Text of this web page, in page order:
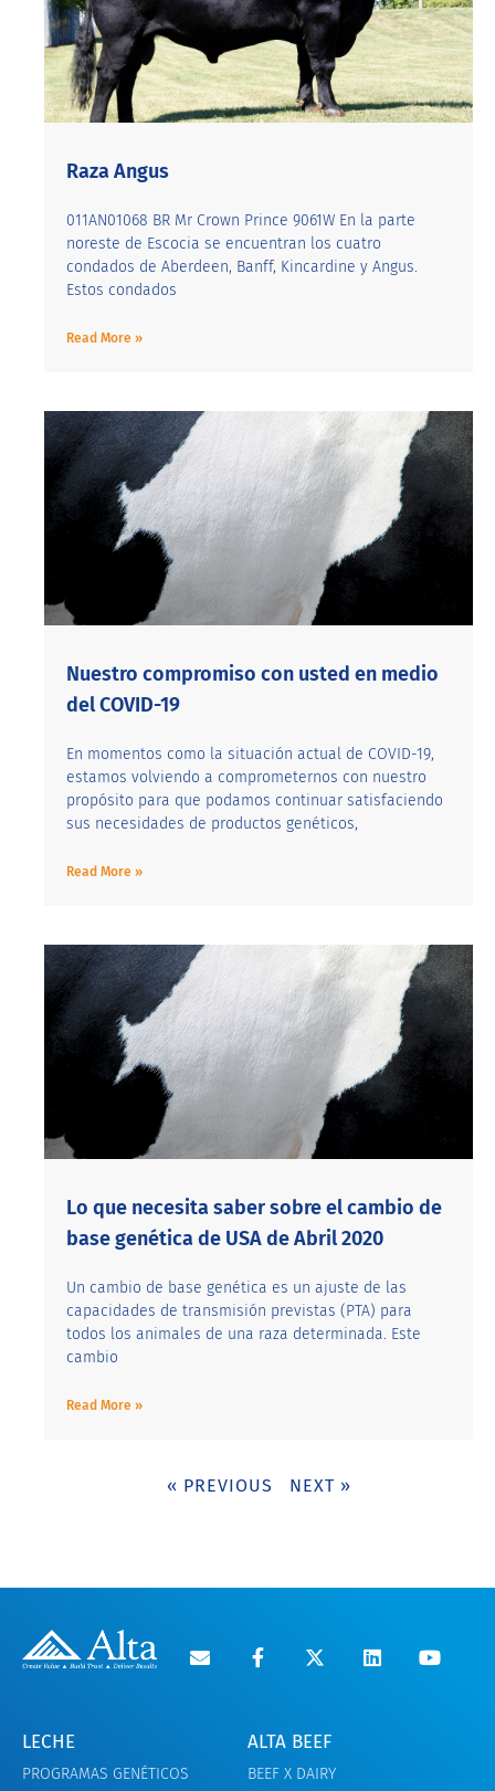
Raza Angus
011AN01068 BR Mr Crown Prince 9061W En la parte
noreste de Escocia se encuentran los cuatro
condados de Aberdeen, Banff, Kincardine y Angus.
Estos condados
Read More »
Nuestro compromiso con usted en medio
del COVID-19
En momentos como la situación actual de COVID-19,
estamos volviendo a comprometernos con nuestro
propósito para que podamos continuar satisfaciendo
sus necesidades de productos genéticos,
Read More »
Lo que necesita saber sobre el cambio de
base genética de USA de Abril 2020
Un cambio de base genética es un ajuste de las
capacidades de transmisión previstas (PTA) para
todos los animales de una raza determinada. Este
cambio
Read More »
« PREVIOUS NEXT »
LECHE
PROGRAMAS GENÉTICOS
ALTA BEEF
BEEF X DAIRY